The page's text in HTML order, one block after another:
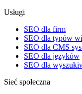
Usługi
SEO dla firm
SEO dla typów
SEO dla CMS
SEO dla języków
SEO dla
Sieć społeczna